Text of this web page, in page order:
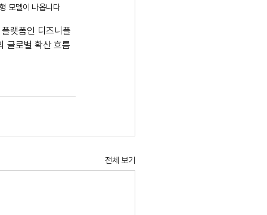
모델이 나옵니다
랫폼인 디즈니플
글로벌 확산 흐름
전체 보기